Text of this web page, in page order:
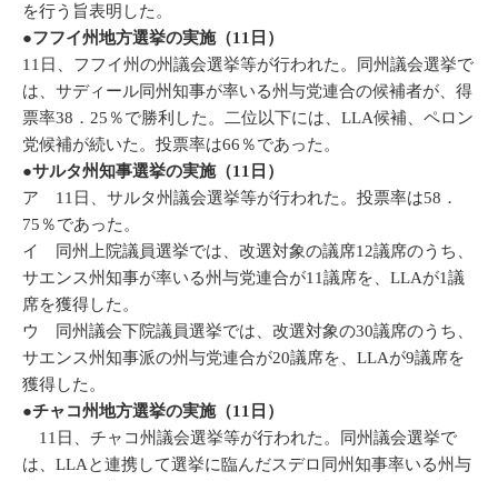
を行う旨表明した。
●フフイ州地方選挙の実施（11日）
11日、フフイ州の州議会選挙等が行われた。同州議会選挙で
は、サディール同州知事が率いる州与党連合の候補者が、得
票率38．25％で勝利した。二位以下には、LLA候補、ペロン
党候補が続いた。投票率は66％であった。
●サルタ州知事選挙の実施（11日）
ア 11日、サルタ州議会選挙等が行われた。投票率は58．
75％であった。
イ 同州上院議員選挙では、改選対象の議席12議席のうち、
サエンス州知事が率いる州与党連合が11議席を、LLAが1議
席を獲得した。
ウ 同州議会下院議員選挙では、改選対象の30議席のうち、
サエンス州知事派の州与党連合が20議席を、LLAが9議席を
獲得した。
●チャコ州地方選挙の実施（11日）
11日、チャコ州議会選挙等が行われた。同州議会選挙で
は、LLAと連携して選挙に臨んだスデロ同州知事率いる州与